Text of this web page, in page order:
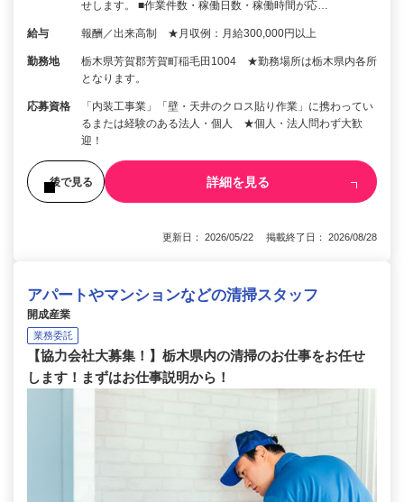
せします。 ■作業件数・稼働日数・稼働時間が応…
給与 報酬／出来高制 ★月収例：月給300,000円以上
勤務地
栃木県芳賀郡芳賀町稲毛田1004 ★勤務場所は栃木県内各所
となります。
応募資格
「内装工事業」「壁・天井のクロス貼り作業」に携わってい
るまたは経験のある法人・個人 ★個人・法人問わず大歓
迎！
後で見る 詳細を見る
更新日： 2026/05/22 掲載終了日： 2026/08/28
アパートやマンションなどの清掃スタッフ
開成産業
業務委託
【協力会社大募集！】栃木県内の清掃のお仕事をお任せ
します！まずはお仕事説明から！